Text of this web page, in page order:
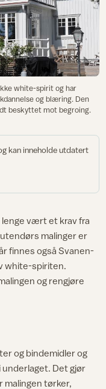
white-spirit og har
og blæring. Den
beskyttet mot begroing.
kan inneholde utdatert
vært et krav fra
malinger er
finnes også Svanen-
white-spiriten.
og rengjøre
og bindemidler og
underlaget. Det gjør
malingen tørker,